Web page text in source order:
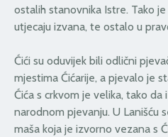
ostalih stanovnika Istre. Tako
utjecaju izvana, te ostalo u
Ćići su oduvijek bili odlični
mjestima Ćićarije, a pjevalo je
Ćića s crkvom je velika, tako
narodnom pjevanju. U Lanišću
maša koja je izvorno vezana s